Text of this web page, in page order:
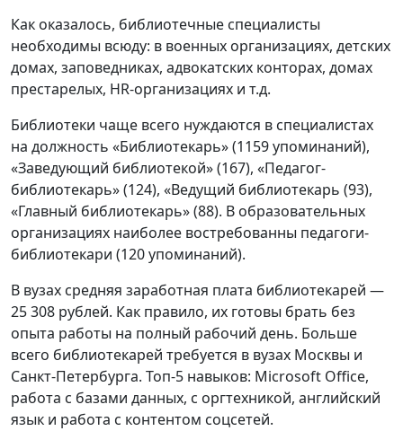
Как оказалось, библиотечные специалисты
необходимы всюду: в военных организациях, детских
домах, заповедниках, адвокатских конторах, домах
престарелых, HR-организациях и т.д.
Библиотеки чаще всего нуждаются в специалистах
на должность «Библиотекарь» (1159 упоминаний),
«Заведующий библиотекой» (167), «Педагог-
библиотекарь» (124), «Ведущий библиотекарь (93),
«Главный библиотекарь» (88). В образовательных
организациях наиболее востребованны педагоги-
библиотекари (120 упоминаний).
В вузах средняя заработная плата библиотекарей —
25 308 рублей. Как правило, их готовы брать без
опыта работы на полный рабочий день. Больше
всего библиотекарей требуется в вузах Москвы и
Санкт-Петербурга. Топ-5 навыков: Microsoft Office,
работа с базами данных, с оргтехникой, английский
язык и работа с контентом соцсетей.